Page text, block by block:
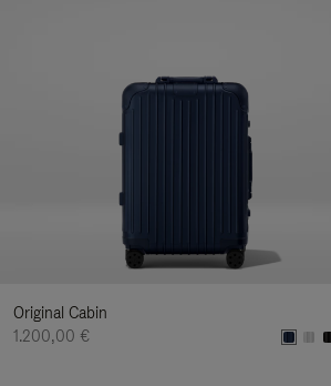
Original Cabin
1.200,00 €